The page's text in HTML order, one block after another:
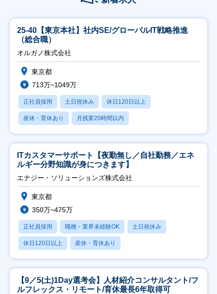
25-40【東京本社】社内SE/グローバルIT戦略推進
（総合職）
オルガノ株式会社
東京都
713万~1049万
正社員採用 土日祝休み 休日120日以上
産休・育休あり 月残業20時間以内
ITカスタマーサポート【夜勤無し／自社勤務／エネ
ルギー分野知識が身につきます】
エナジー・ソリューションズ株式会社
東京都
350万~475万
正社員採用 職種・業界未経験OK 土日祝休み
休日120日以上 産休・育休あり
【9／5(土)1Day選考会】人材紹介コンサルタント/フ
ルフレックス・リモート/育休最長6年取得可